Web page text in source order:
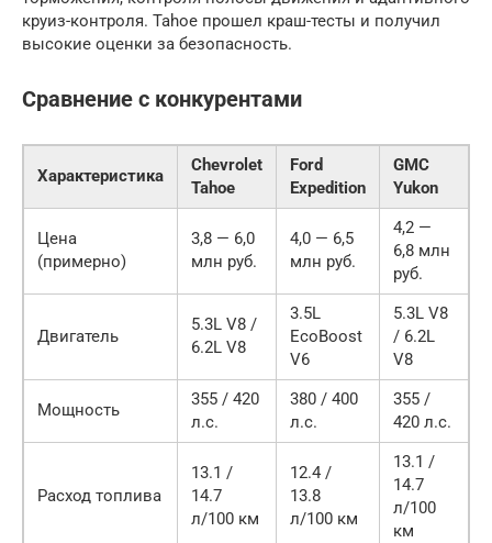
круиз-контроля. Tahoe прошел краш-тесты и получил
высокие оценки за безопасность.
Сравнение с конкурентами
Характеристика
Chevrolet
Tahoe
Ford
Expedition
GMC
Yukon
Цена
(примерно)
3,8 — 6,0
млн руб.
4,0 — 6,5
млн руб.
4,2 —
6,8 млн
руб.
Двигатель
5.3L V8 /
6.2L V8
3.5L
EcoBoost
V6
5.3L V8
/ 6.2L
V8
Мощность
355 / 420
л.с.
380 / 400
л.с.
355 /
420 л.с.
Расход топлива
13.1 /
14.7
л/100 км
12.4 /
13.8
л/100 км
13.1 /
14.7
л/100
км